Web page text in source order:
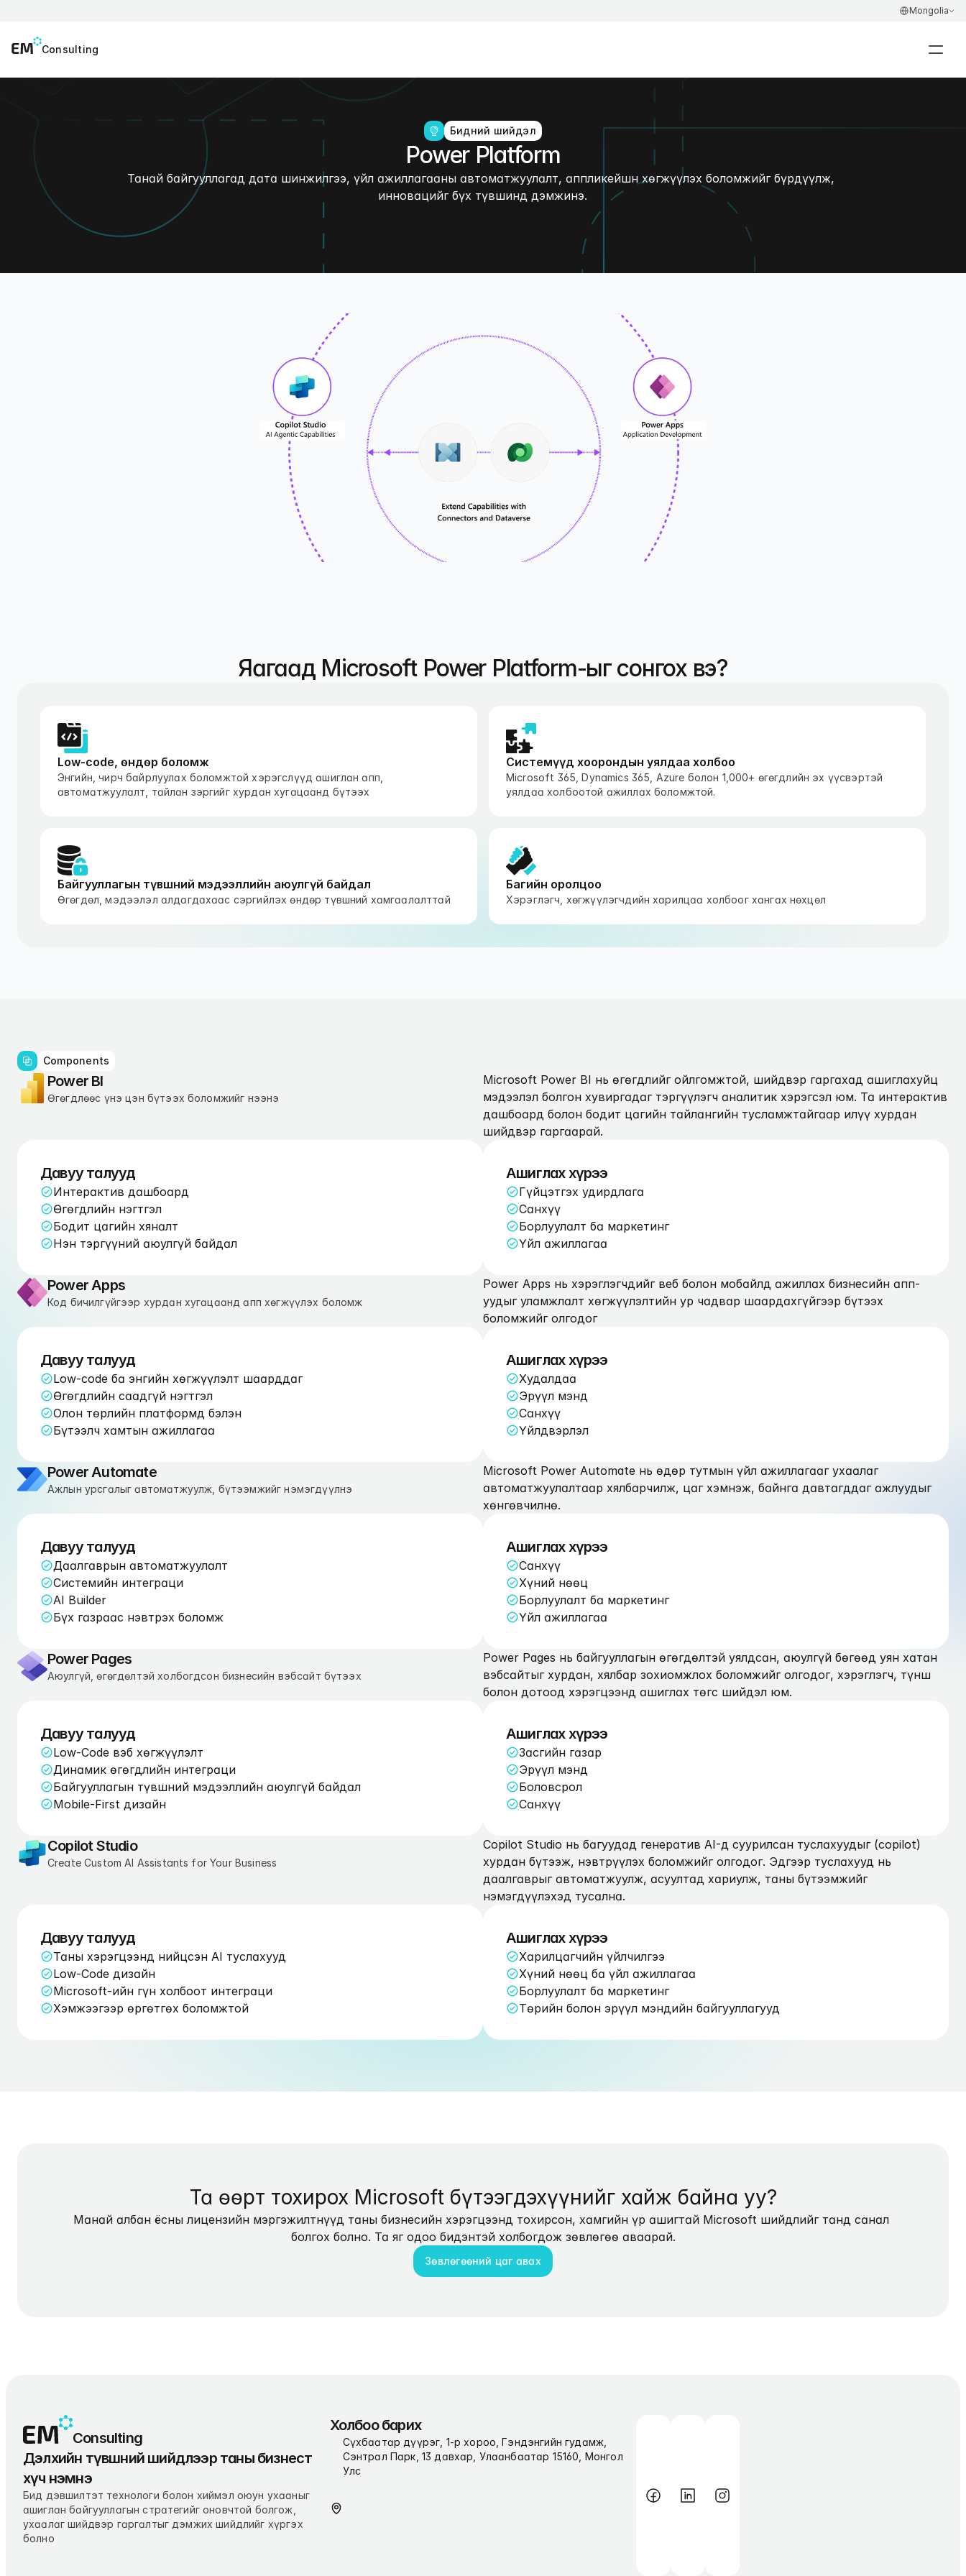
Select Language
Mongolia
Consulting
Бидний шийдэл
Power Platform
Танай байгууллагад дата шинжилгээ, үйл ажиллагааны автоматжуулалт, аппликейшн хөгжүүлэх боломжийг бүрдүүлж,
инновацийг бүх түвшинд дэмжинэ.
Яагаад Microsoft Power Platform-ыг сонгох вэ?
Low-code, өндөр боломж
Энгийн, чирч байрлуулах боломжтой хэрэгслүүд ашиглан апп,
автоматжуулалт, тайлан зэргийг хурдан хугацаанд бүтээх
Системүүд хоорондын уялдаа холбоо
Microsoft 365, Dynamics 365, Azure болон 1,000+ өгөгдлийн эх үүсвэртэй
уялдаа холбоотой ажиллах боломжтой.
Байгууллагын түвшний мэдээллийн аюулгүй байдал
Өгөгдөл, мэдээлэл алдагдахаас сэргийлэх өндөр түвшний хамгаалалттай
Багийн оролцоо
Хэрэглэгч, хөгжүүлэгчдийн харилцаа холбоог хангах нөхцөл
Components
Power BI
Өгөгдлөөс үнэ цэн бүтээх боломжийг нээнэ
Microsoft Power BI нь өгөгдлийг ойлгомжтой, шийдвэр гаргахад ашиглахуйц
мэдээлэл болгон хувиргадаг тэргүүлэгч аналитик хэрэгсэл юм. Та интерактив
дашбоард болон бодит цагийн тайлангийн тусламжтайгаар илүү хурдан
шийдвэр гаргаарай.
Давуу талууд
Интерактив дашбоард
Өгөгдлийн нэгтгэл
Бодит цагийн хяналт
Нэн тэргүүний аюулгүй байдал
Ашиглах хүрээ
Гүйцэтгэх удирдлага
Санхүү
Борлуулалт ба маркетинг
Үйл ажиллагаа
Power Apps
Код бичилгүйгээр хурдан хугацаанд апп хөгжүүлэх боломж
Power Apps нь хэрэглэгчдийг веб болон мобайлд ажиллах бизнесийн апп-
уудыг уламжлалт хөгжүүлэлтийн ур чадвар шаардахгүйгээр бүтээх
боломжийг олгодог
Давуу талууд
Low-code ба энгийн хөгжүүлэлт шаарддаг
Өгөгдлийн саадгүй нэгтгэл
Олон төрлийн платформд бэлэн
Бүтээлч хамтын ажиллагаа
Ашиглах хүрээ
Худалдаа
Эрүүл мэнд
Санхүү
Үйлдвэрлэл
Power Automate
Ажлын урсгалыг автоматжуулж, бүтээмжийг нэмэгдүүлнэ
Microsoft Power Automate нь өдөр тутмын үйл ажиллагааг ухаалаг
автоматжуулалтаар хялбарчилж, цаг хэмнэж, байнга давтагддаг ажлуудыг
хөнгөвчилнө.
Давуу талууд
Даалгаврын автоматжуулалт
Системийн интеграци
AI Builder
Бүх газраас нэвтрэх боломж
Ашиглах хүрээ
Санхүү
Хүний нөөц
Борлуулалт ба маркетинг
Үйл ажиллагаа
Power Pages
Аюулгүй, өгөгдөлтэй холбогдсон бизнесийн вэбсайт бүтээх
Power Pages нь байгууллагын өгөгдөлтэй уялдсан, аюулгүй бөгөөд уян хатан
вэбсайтыг хурдан, хялбар зохиомжлох боломжийг олгодог, хэрэглэгч, түнш
болон дотоод хэрэгцээнд ашиглах төгс шийдэл юм.
Давуу талууд
Low-Code вэб хөгжүүлэлт
Динамик өгөгдлийн интеграци
Байгууллагын түвшний мэдээллийн аюулгүй байдал
Mobile-First дизайн
Ашиглах хүрээ
Засгийн газар
Эрүүл мэнд
Боловсрол
Санхүү
Copilot Studio
Create Custom AI Assistants for Your Business
Copilot Studio нь багуудад генератив AI-д суурилсан туслахуудыг (copilot)
хурдан бүтээж, нэвтрүүлэх боломжийг олгодог. Эдгээр туслахууд нь
даалгаврыг автоматжуулж, асуултад хариулж, таны бүтээмжийг
нэмэгдүүлэхэд тусална.
Давуу талууд
Таны хэрэгцээнд нийцсэн AI туслахууд
Low-Code дизайн
Microsoft-ийн гүн холбоот интеграци
Хэмжээгээр өргөтгөх боломжтой
Ашиглах хүрээ
Харилцагчийн үйлчилгээ
Хүний нөөц ба үйл ажиллагаа
Борлуулалт ба маркетинг
Төрийн болон эрүүл мэндийн байгууллагууд
Та өөрт тохирох Microsoft бүтээгдэхүүнийг хайж байна уу?
Манай албан ёсны лицензийн мэргэжилтнүүд таны бизнесийн хэрэгцээнд тохирсон, хамгийн үр ашигтай Microsoft шийдлийг танд санал
болгох болно. Та яг одоо бидэнтэй холбогдож зөвлөгөө аваарай.
Зөвлөгөөний цаг авах
Consulting
Дэлхийн түвшний шийдлээр таны бизнест
хүч нэмнэ
Бид дэвшилтэт технологи болон хиймэл оюун ухааныг
ашиглан байгууллагын стратегийг оновчтой болгож,
ухаалаг шийдвэр гаргалтыг дэмжих шийдлийг хүргэх
болно
Холбоо барих
Сүхбаатар дүүрэг, 1-р хороо, Гэндэнгийн гудамж,
Сэнтрал Парк, 13 давхар, Улаанбаатар 15160, Монгол
Улс